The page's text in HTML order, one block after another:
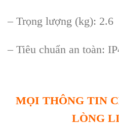
– Trọng lượng (kg): 2.6
– Tiêu chuẩn an toàn:
MỌI THÔNG TIN
LÒNG